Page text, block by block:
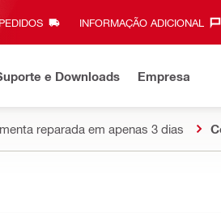
PEDIDOS INFORMAÇÃO ADICIONAL‎
e Downloads Empresa
reparada em apenas 3 dias